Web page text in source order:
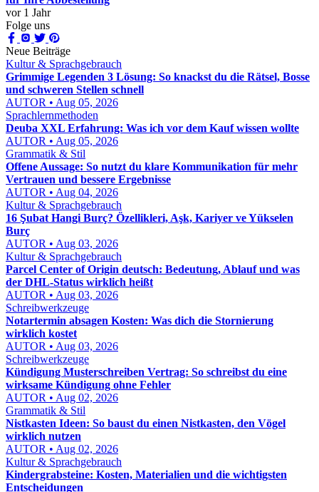
vor 1 Jahr
Folge uns
Neue Beiträge
Kultur & Sprachgebrauch
Grimmige Legenden 3 Lösung: So knackst du die Rätsel, Bosse
und schweren Stellen schnell
AUTOR • Aug 05, 2026
Sprachlernmethoden
Deuba XXL Erfahrung: Was ich vor dem Kauf wissen wollte
AUTOR • Aug 05, 2026
Grammatik & Stil
Offene Aussage: So nutzt du klare Kommunikation für mehr
Vertrauen und bessere Ergebnisse
AUTOR • Aug 04, 2026
Kultur & Sprachgebrauch
16 Şubat Hangi Burç? Özellikleri, Aşk, Kariyer ve Yükselen
Burç
AUTOR • Aug 03, 2026
Kultur & Sprachgebrauch
Parcel Center of Origin deutsch: Bedeutung, Ablauf und was
der DHL-Status wirklich heißt
AUTOR • Aug 03, 2026
Schreibwerkzeuge
Notartermin absagen Kosten: Was dich die Stornierung
wirklich kostet
AUTOR • Aug 03, 2026
Schreibwerkzeuge
Kündigung Musterschreiben Vertrag: So schreibst du eine
wirksame Kündigung ohne Fehler
AUTOR • Aug 02, 2026
Grammatik & Stil
Nistkasten Ideen: So baust du einen Nistkasten, den Vögel
wirklich nutzen
AUTOR • Aug 02, 2026
Kultur & Sprachgebrauch
Kindergrabsteine: Kosten, Materialien und die wichtigsten
Entscheidungen